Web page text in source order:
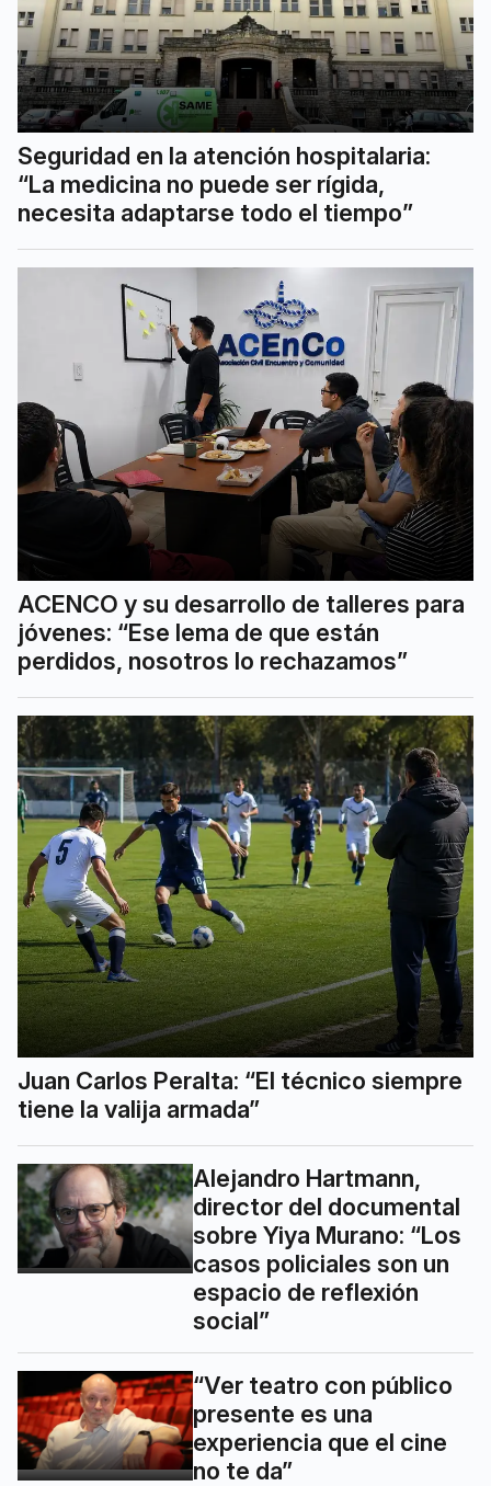
Seguridad en la atención hospitalaria:
“La medicina no puede ser rígida,
necesita adaptarse todo el tiempo”
ACENCO y su desarrollo de talleres para
jóvenes: “Ese lema de que están
perdidos, nosotros lo rechazamos”
Juan Carlos Peralta: “El técnico siempre
tiene la valija armada”
Alejandro Hartmann,
director del documental
sobre Yiya Murano: “Los
casos policiales son un
espacio de reflexión
social”
“Ver teatro con público
presente es una
experiencia que el cine
no te da”